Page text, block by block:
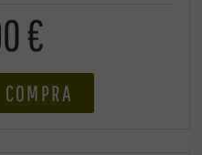
€
COMPRA